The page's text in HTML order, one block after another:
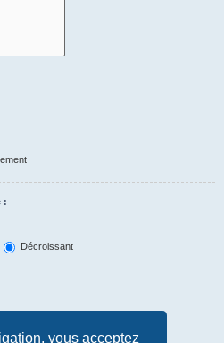
vous acceptez
:
Décroissant